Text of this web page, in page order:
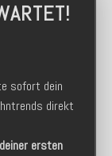
sofort dein
direkt
ersten